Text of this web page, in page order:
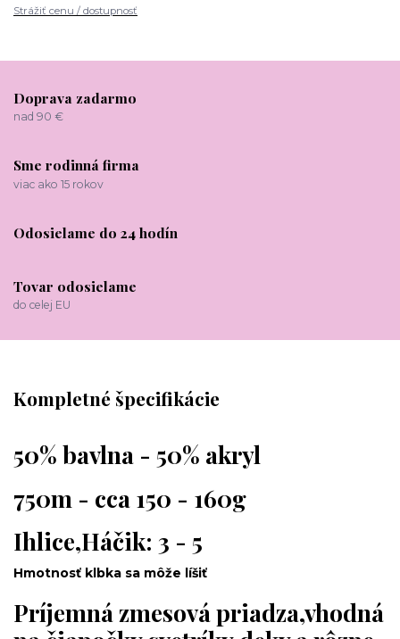
Strážiť cenu / dostupnosť
Doprava zadarmo
nad 90 €
Sme rodinná firma
viac ako 15 rokov
Odosielame do 24 hodín
Tovar odosielame
do celej EU
Kompletné špecifikácie
50% bavlna - 50% akryl
750m - cca 150 - 160g
Ihlice,Háčik: 3 - 5
Hmotnosť klbka sa môže líšiť
Príjemná zmesová priadza,vhodná